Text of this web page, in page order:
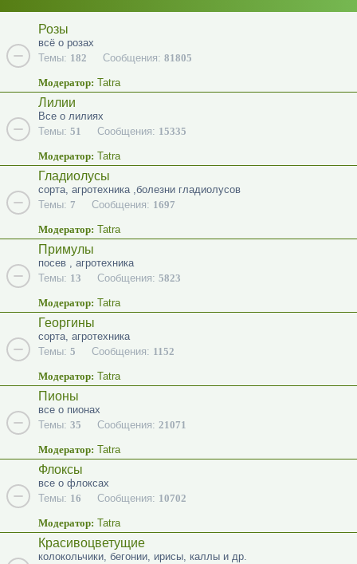
Розы
всё о розах
Темы: 182 Сообщения: 81805
Модератор: Tatra
Лилии
Все о лилиях
Темы: 51 Сообщения: 15335
Модератор: Tatra
Гладиолусы
сорта, агротехника ,болезни гладиолусов
Темы: 7 Сообщения: 1697
Модератор: Tatra
Примулы
посев , агротехника
Темы: 13 Сообщения: 5823
Модератор: Tatra
Георгины
сорта, агротехника
Темы: 5 Сообщения: 1152
Модератор: Tatra
Пионы
все о пионах
Темы: 35 Сообщения: 21071
Модератор: Tatra
Флоксы
все о флоксах
Темы: 16 Сообщения: 10702
Модератор: Tatra
Красивоцветущие
колокольчики, бегонии, ирисы, каллы и др.